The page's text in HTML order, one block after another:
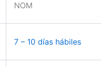
NOM
7 – 10 días hábiles